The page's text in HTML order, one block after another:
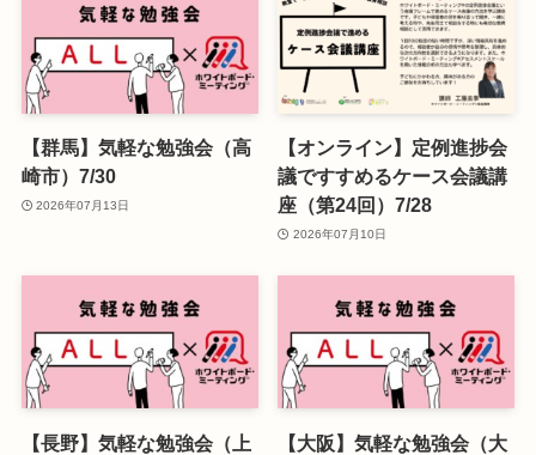
【群馬】気軽な勉強会（高
崎市）7/30
2026年07月13日
【オンライン】定例進捗会
議ですすめるケース会議講
座（第24回）7/28
2026年07月10日
【長野】気軽な勉強会（上
【大阪】気軽な勉強会（大